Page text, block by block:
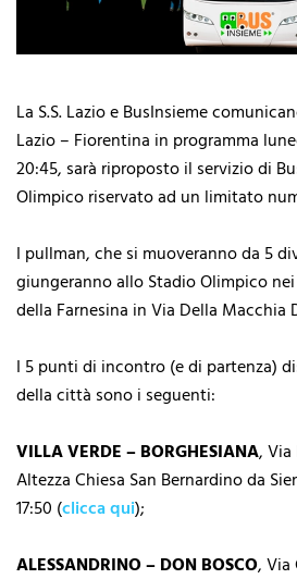
La S.S. Lazio e BusInsieme
Lazio – Fiorentina in programma
20:45, sarà riproposto il servizio di
Olimpico riservato ad un limitato
I pullman, che si muoveranno da 5
giungeranno allo Stadio Olimpico
della Farnesina in Via Della Macchia
I 5 punti di incontro (e di partenza)
della città sono i seguenti:
VILLA VERDE – BORGHESIANA, Via
Altezza Chiesa San Bernardino da
17:50 (clicca qui);
ALESSANDRINO – DON BOSCO, Via